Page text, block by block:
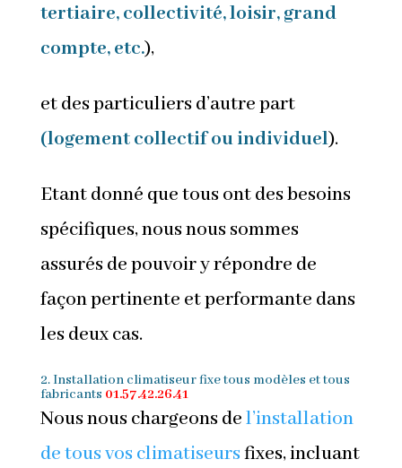
tertiaire, collectivité, loisir, grand
compte, etc.),
et des particuliers d’autre part
(logement collectif ou individuel).
Etant donné que tous ont des besoins
spécifiques, nous nous sommes
assurés de pouvoir y répondre de
façon pertinente et performante dans
les deux cas.
2. Installation climatiseurfixetous modèles et tous
fabricants 01.57.42.26.41
Nous nous chargeons del’installation
de tous vos climatiseursfixes, incluant